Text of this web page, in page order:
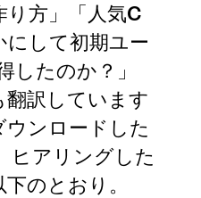
方」「人気C
して初期ユー
たのか？」
訳しています
ウンロードした
ヒアリングした
のとおり。